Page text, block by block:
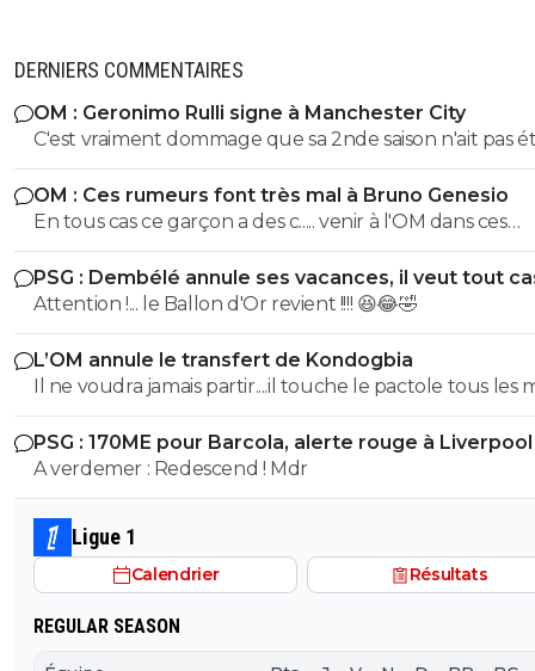
DERNIERS COMMENTAIRES
OM : Geronimo Rulli signe à Manchester City
C'est vraiment dommage que sa 2nde saison n'ait pas
même niveau que la 1ere. On s'est pris des buts gag,
notamment lors de notre dernier match de LDC en
Belgique, sur le 1er ou 2eme je ne me souviens plus.
L1 il n'a pas fait une 2e saison du niveau de la 1ere.
OM : Ces rumeurs font très mal à Bruno Genesio
En tous cas ce garçon a des c..... venir à l'OM dans ces
conditions, bravo, respect
PSG : Dembélé annule ses vacances, il veut tout
Attention !... le Ballon d'Or revient !!!! 😆😂🤣
L’OM annule le transfert de Kondogbia
Il ne voudra jamais partir....il touche le pactole tous les
Marseille. Il est cramé en plus
PSG : 170ME pour Barcola, alerte rouge à Liverpool
A verdemer : Redescend ! Mdr
Ligue 1
Calendrier Résultats
REGULAR SEASON